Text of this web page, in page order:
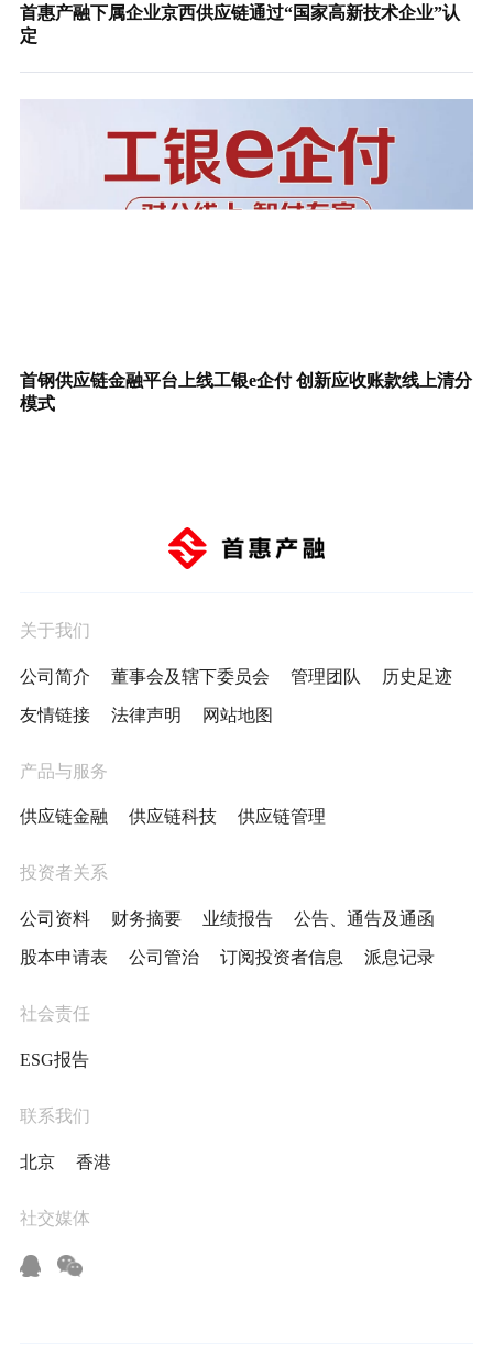
首惠产融下属企业京西供应链通过“国家高新技术企业”认
定
首钢供应链金融平台上线工银e企付 创新应收账款线上清分
模式
关于我们
公司简介 董事会及辖下委员会 管理团队 历史足迹
友情链接 法律声明 网站地图
产品与服务
供应链金融 供应链科技 供应链管理
投资者关系
公司资料 财务摘要 业绩报告 公告、通告及通函
股本申请表 公司管治 订阅投资者信息 派息记录
社会责任
ESG报告
联系我们
北京 香港
社交媒体